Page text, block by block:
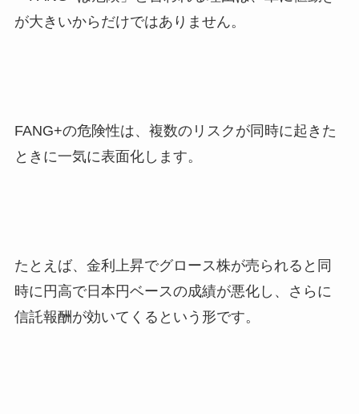
が大きいからだけではありません。
FANG+の危険性は、複数のリスクが同時に起きた
ときに一気に表面化します。
たとえば、金利上昇でグロース株が売られると同
時に円高で日本円ベースの成績が悪化し、さらに
信託報酬が効いてくるという形です。